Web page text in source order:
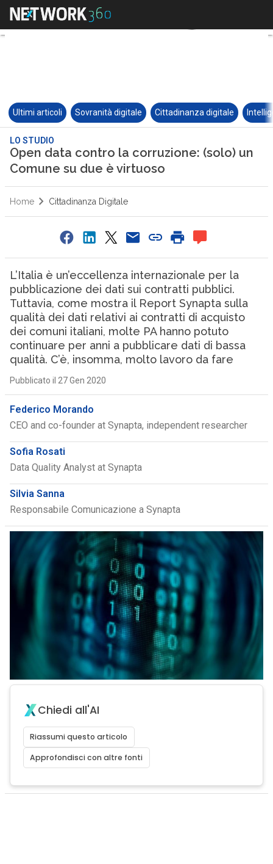
Ultimi articoli Sovranità digitale Cittadinanza digitale
LO STUDIO
Open data contro la corruzione: (solo) un
Comune su due è virtuoso
Home Cittadinanza Digitale
L’Italia è un’eccellenza internazionale per la
pubblicazione dei dati sui contratti pubblici.
Tuttavia, come mostra il Report Synapta sulla
qualità dei dati relativi ai contratti di acquisto
dei comuni italiani, molte PA hanno potuto
continuare per anni a pubblicare dati di bassa
qualità. C’è, insomma, molto lavoro da fare
Pubblicato il 27 Gen 2020
Federico Morando
CEO and co-founder at Synapta, independent researcher
Sofia Rosati
Data Quality Analyst at Synapta
Silvia Sanna
Responsabile Comunicazione a Synapta
Chiedi all'AI
Riassumi questo articolo
Approfondisci con altre fonti